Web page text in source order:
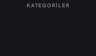
KATEGORILER